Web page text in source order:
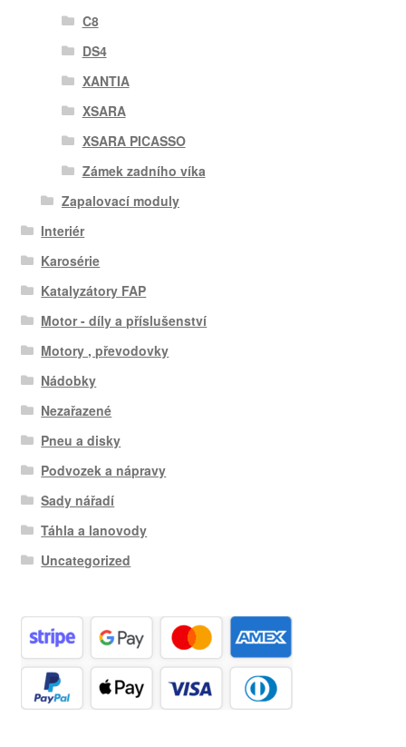
C8
DS4
XANTIA
XSARA
XSARA PICASSO
Zámek zadního víka
Zapalovací moduly
Interiér
Karosérie
Katalyzátory FAP
Motor - díly a příslušenství
Motory , převodovky
Nádobky
Nezařazené
Pneu a disky
Podvozek a nápravy
Sady nářadí
Táhla a lanovody
Uncategorized